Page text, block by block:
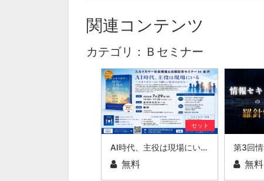
関連コンテンツ
カテゴリ：Ｂセミナー
セット
AI時代、主役は現場にいる ～スカイカラーという新しい社会のかたち～
無料 無料